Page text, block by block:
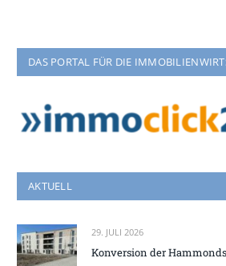
DAS PORTAL FÜR DIE
AKTUELL
29. JULI 2026
Konversion der